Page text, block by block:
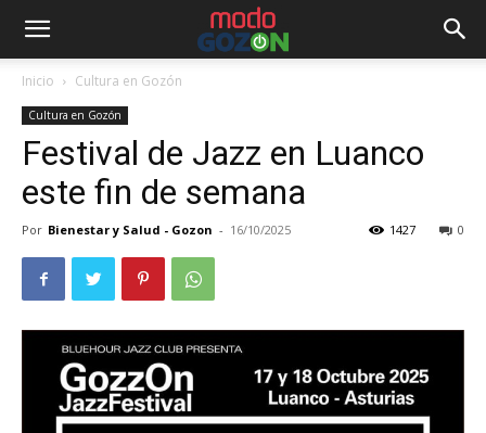
Inicio Cultura en Gozón
Cultura en Gozón
Festival de Jazz en Luanco
este fin de semana
Por Bienestar y Salud - Gozon - 16/10/2025 0
1427